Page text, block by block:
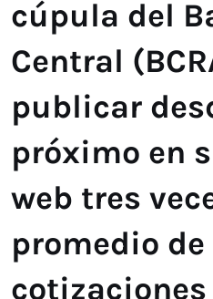
cúpula del
Central
publicar
próximo en
web tres
promedio
cotizaciones